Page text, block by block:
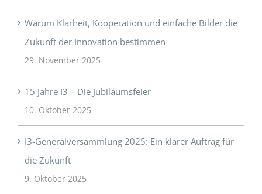
Warum Klarheit, Kooperation und einfache Bilder die
Zukunft der Innovation bestimmen
29. November 2025
15 Jahre I3 – Die Jubiläumsfeier
10. Oktober 2025
I3-Generalversammlung 2025: Ein klarer Auftrag für
die Zukunft
9. Oktober 2025